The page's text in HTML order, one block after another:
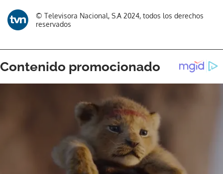
© Televisora Nacional, S.A 2024, todos los derechos
reservados